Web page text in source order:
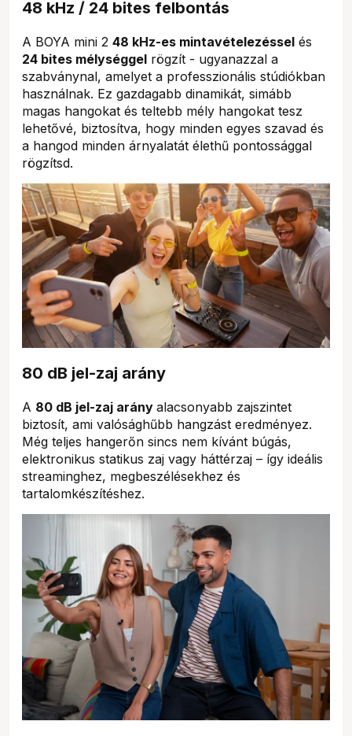
48 kHz / 24 bites felbontás
A BOYA mini 2 48 kHz-es mintavételezéssel és
24 bites mélységgel rögzít - ugyanazzal a
szabványnal, amelyet a professzionális stúdiókban
használnak. Ez gazdagabb dinamikát, simább
magas hangokat és teltebb mély hangokat tesz
lehetővé, biztosítva, hogy minden egyes szavad és
a hangod minden árnyalatát élethű pontossággal
rögzítsd.
80 dB jel-zaj arány
A 80 dB jel-zaj arány alacsonyabb zajszintet
biztosít, ami valósághűbb hangzást eredményez.
Még teljes hangerőn sincs nem kívánt búgás,
elektronikus statikus zaj vagy háttérzaj – így ideális
streaminghez, megbeszélésekhez és
tartalomkészítéshez.